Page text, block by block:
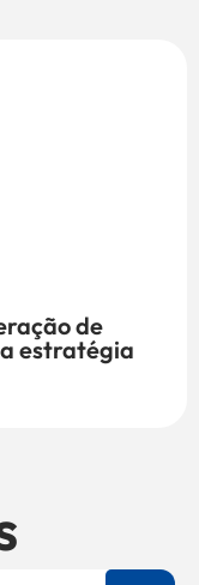
de
estratégia